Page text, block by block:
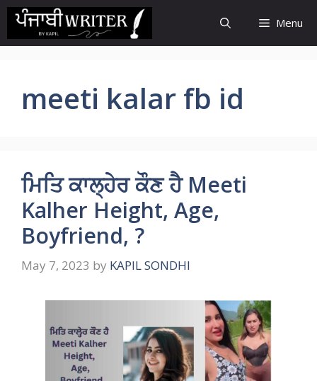
Skip
content
Menu
meeti kalar fb id
ਮਿਤਿ ਕਾਲ੍ਹੇਰ ਕੌਣ ਹੈ Meeti
Kalher Height, Age,
Boyfriend, ?
May 7, 2023 by KAPIL SONDHI